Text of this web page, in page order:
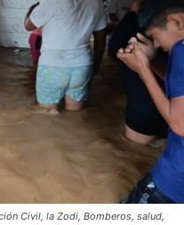
Civil, la Zodi, Bomberos, salud,